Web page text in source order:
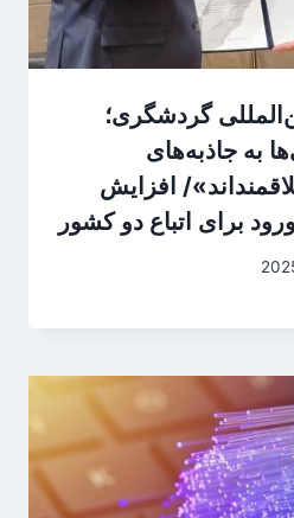
گردشگری؛
به جاذبه‌های
افزایش
برای اتباع دو کشور